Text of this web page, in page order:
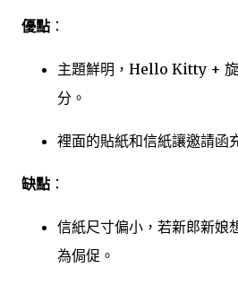
優點 ：
主題鮮明，Hello Kitty +
分。
裡面的貼紙和信紙讓邀請函
缺點 ：
信紙尺寸偏小，若新郎新娘
為侷促。